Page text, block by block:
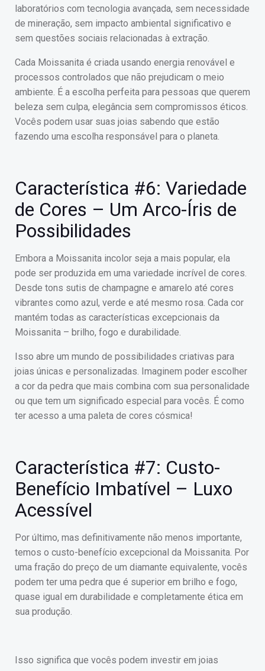
laboratórios com tecnologia avançada, sem necessidade
de mineração, sem impacto ambiental significativo e
sem questões sociais relacionadas à extração.
Cada Moissanita é criada usando energia renovável e
processos controlados que não prejudicam o meio
ambiente. É a escolha perfeita para pessoas que querem
beleza sem culpa, elegância sem compromissos éticos.
Vocês podem usar suas joias sabendo que estão
fazendo uma escolha responsável para o planeta.
Característica #6: Variedade
de Cores – Um Arco-Íris de
Possibilidades
Embora a Moissanita incolor seja a mais popular, ela
pode ser produzida em uma variedade incrível de cores.
Desde tons sutis de champagne e amarelo até cores
vibrantes como azul, verde e até mesmo rosa. Cada cor
mantém todas as características excepcionais da
Moissanita – brilho, fogo e durabilidade.
Isso abre um mundo de possibilidades criativas para
joias únicas e personalizadas. Imaginem poder escolher
a cor da pedra que mais combina com sua personalidade
ou que tem um significado especial para vocês. É como
ter acesso a uma paleta de cores cósmica!
Característica #7: Custo-
Benefício Imbatível – Luxo
Acessível
Por último, mas definitivamente não menos importante,
temos o custo-benefício excepcional da Moissanita. Por
uma fração do preço de um diamante equivalente, vocês
podem ter uma pedra que é superior em brilho e fogo,
quase igual em durabilidade e completamente ética em
sua produção.
Isso significa que vocês podem investir em joias